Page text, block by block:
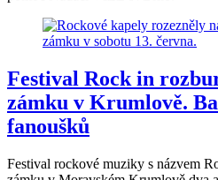
Festival Rock in
zámku v Krumlově.
fanoušků
Festival rockové muziky s názvem